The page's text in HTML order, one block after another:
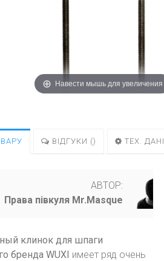
Навести мышь для увеличения
ВІДГУКИ () ТЕХ. ДАНІ
АВТОР:
Права півкуля Mr.Masque
клинок для шпаги
бренда WUXI имеет ряд очень